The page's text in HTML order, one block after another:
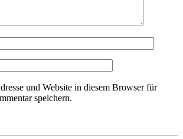
und Website in diesem Browser für
speichern.